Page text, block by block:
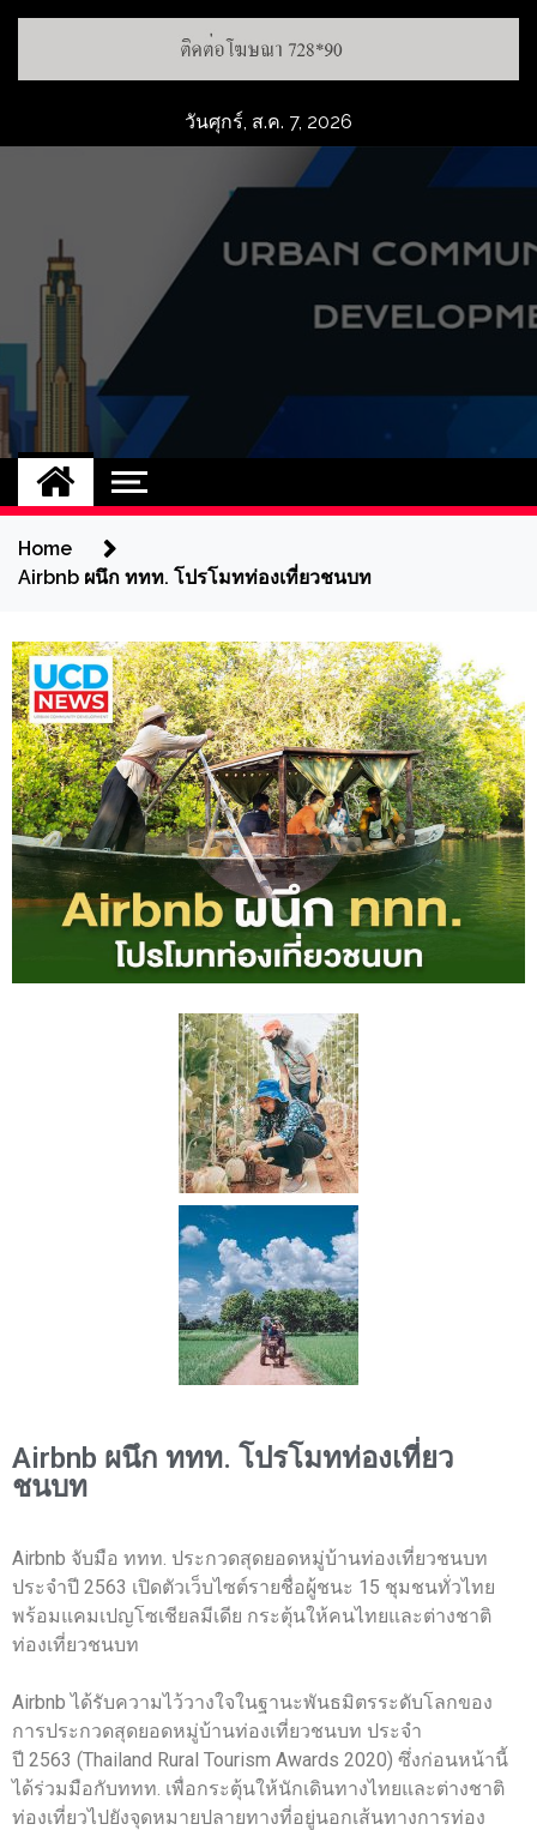
วันศุกร์, ส.ค. 7, 2026
UCD
NEW
Home
Airbnb ผนึก ททท. โปรโมทท่องเที่ยวชนบท
Airbnb ผนึก ททท. โปรโมทท่องเที่ยว
ชนบท
Airbnb จับมือ ททท. ประกวดสุดยอดหมู่บ้านท่องเที่ยวชนบท
ประจำปี 2563 เปิดตัวเว็บไซต์รายชื่อผู้ชนะ 15 ชุมชนทั่วไทย
พร้อมแคมเปญโซเชียลมีเดีย กระตุ้นให้คนไทยและต่างชาติ
ท่องเที่ยวชนบท
Airbnb ได้รับความไว้วางใจในฐานะพันธมิตรระดับโลกของ
การประกวดสุดยอดหมู่บ้านท่องเที่ยวชนบท ประจำ
ปี 2563 (Thailand Rural Tourism Awards 2020) ซึ่งก่อนหน้านี้
ได้ร่วมมือกับททท. เพื่อกระตุ้นให้นักเดินทางไทยและต่างชาติ
ท่องเที่ยวไปยังจุดหมายปลายทางที่อยู่นอกเส้นทางการท่อง